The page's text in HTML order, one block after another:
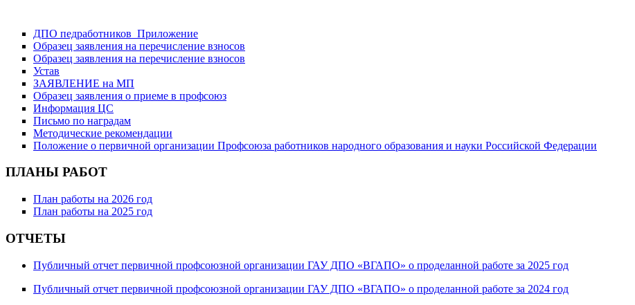
ДПО педработников _Приложение
Образец заявления на перечисление взносов
Образец заявления на перечисление взносов
Устав
ЗАЯВЛЕНИЕ на МП
Образец заявления о приеме в профсоюз
Информация ЦС
Письмо по наградам
Методические рекомендации
Положение о первичной организации Профсоюза работников народного образования и науки Российской Федерации
ПЛАНЫ РАБОТ
План работы на 2026 год
План работы на 2025 год
ОТЧЕТЫ
Публичный отчет первичной профсоюзной организации ГАУ ДПО «ВГАПО» о проделанной работе за 2025 год
Публичный отчет первичной профсоюзной организации ГАУ ДПО «ВГАПО» о проделанной работе за 2024 год